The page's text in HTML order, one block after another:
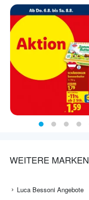
WEITERE MARKEN
Luca Bessoni Angebote